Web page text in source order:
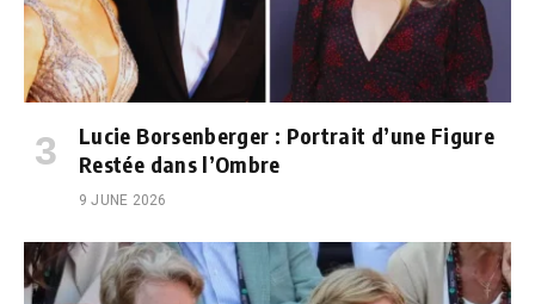
Lucie Borsenberger : Portrait d’une Figure
Restée dans l’Ombre
9 JUNE 2026